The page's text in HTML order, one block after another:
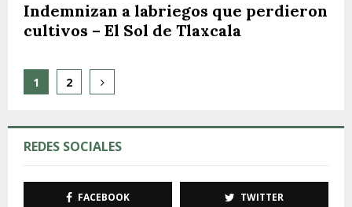
Indemnizan a labriegos que perdieron
cultivos – El Sol de Tlaxcala
Paginación
entradas
1 2
REDES SOCIALES
FACEBOOK TWITTER